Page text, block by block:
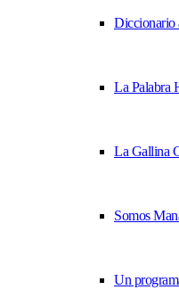
Diccionario
La Palabra
La Gallina
Somos
Un